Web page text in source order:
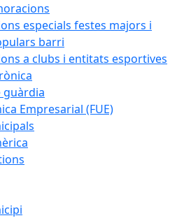
especials festes majors i
barri
a clubs i entitats esportives
guàrdia
Empresarial (FUE)